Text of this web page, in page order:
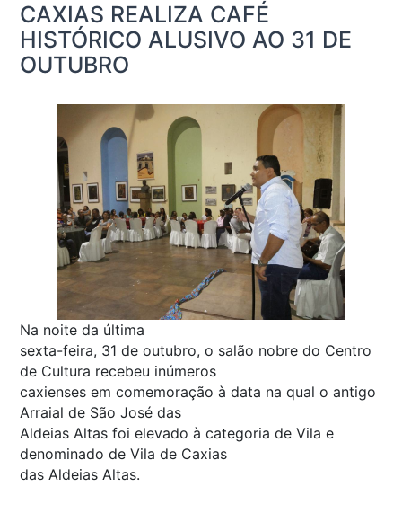
CAXIAS REALIZA CAFÉ
HISTÓRICO ALUSIVO AO 31 DE
OUTUBRO
Na noite da última
sexta-feira, 31 de outubro, o salão nobre do Centro
de Cultura recebeu inúmeros
caxienses em comemoração à data na qual o antigo
Arraial de São José das
Aldeias Altas foi elevado à categoria de Vila e
denominado de Vila de Caxias
das Aldeias Altas.